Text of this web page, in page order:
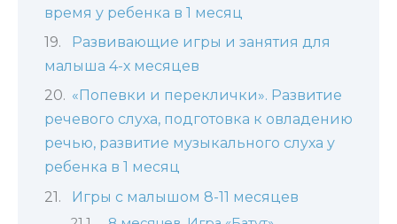
время у ребенка в 1 месяц
Развивающие игры и занятия для
малыша 4-х месяцев
«Попевки и переклички». Развитие
речевого слуха, подготовка к овладению
речью, развитие музыкального слуха у
ребенка в 1 месяц
Игры с малышом 8-11 месяцев